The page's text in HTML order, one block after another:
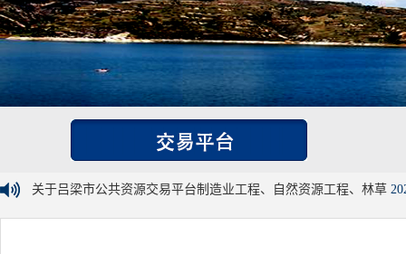
关于吕梁市公共资源交易平台制造业工程、自然资源工程、林草